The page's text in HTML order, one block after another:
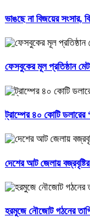
ভাঙছে না বিজয়ের সংসার,
ফেসবুকের মূল প্রতিষ্ঠান
ট্রাম্পের ৪০ কোটি
দেশের আট জেলায়
হরমুজে নৌজোট গঠনের